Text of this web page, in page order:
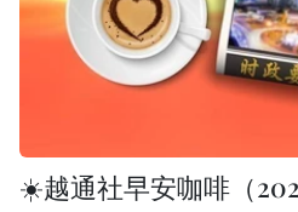
☀️越通社早安咖啡（